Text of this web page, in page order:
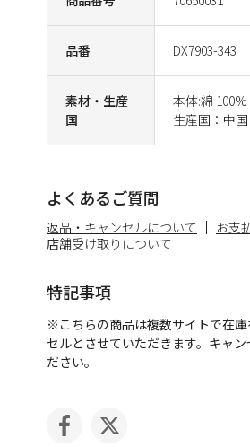
品番 DX7903-343
素材・生産
国
本体:綿 100%
生産国：中国
よくあるご質問
返品・キャンセルについて お支
店舗受け取りについて
特記事項
※こちらの商品は複数サイトで在
セルとさせていただきます。キャ
ださい。